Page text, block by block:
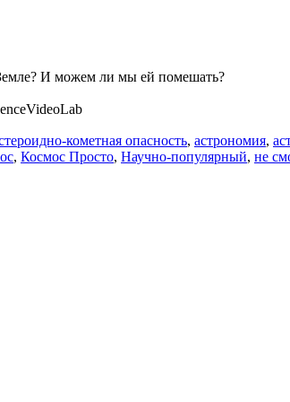
И можем ли мы ей помешать?
кометная опасность, астрономия,
, Космос Просто, Научно-популярный, не